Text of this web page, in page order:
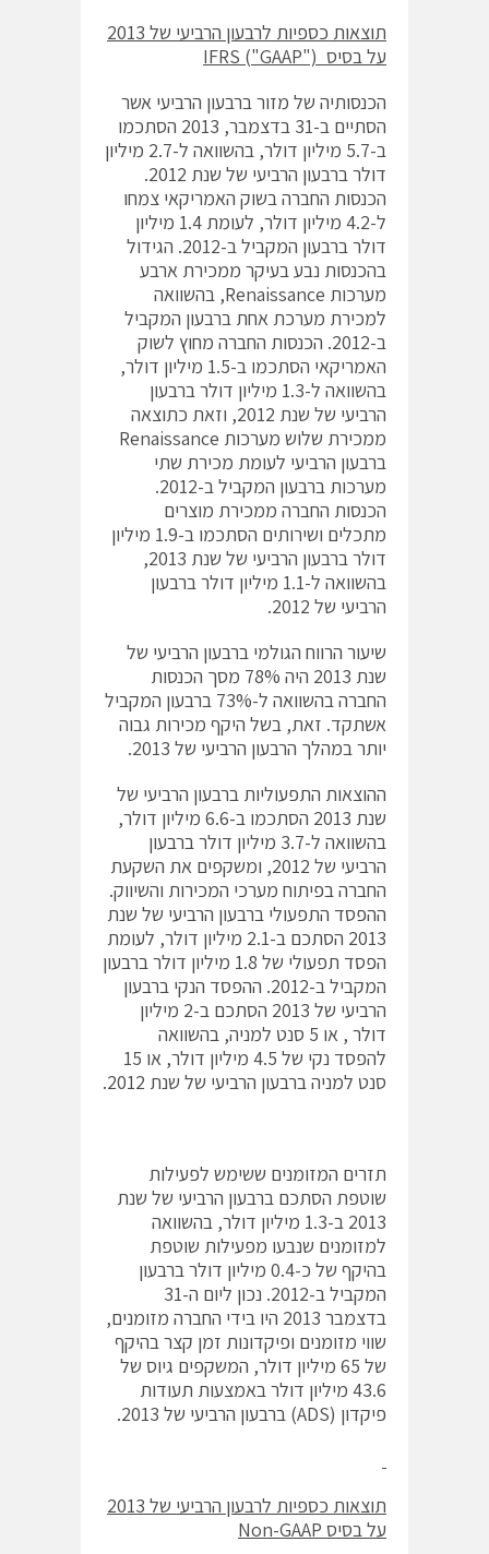
תוצאות כספיות לרבעון הרביעי של 2013
על בסיס
("GAAP")
הכנסותיה של מזור ברבעון הרביעי אשר
הסתיים ב-31 בדצמבר, 2013 הסתכמו
ב-5.7 מיליון דולר, בהשוואה ל-2.7 מיליון
דולר ברבעון הרביעי של שנת 2012.
הכנסות החברה בשוק האמריקאי צמחו
ל-4.2 מיליון דולר, לעומת 1.4 מיליון
דולר ברבעון המקביל ב-2012. הגידול
בהכנסות נבע בעיקר ממכירת ארבע
מערכות Renaissance, בהשוואה
למכירת מערכת אחת ברבעון המקביל
ב-2012. הכנסות החברה מחוץ לשוק
האמריקאי הסתכמו ב-1.5 מיליון דולר,
בהשוואה ל-1.3 מיליון דולר ברבעון
הרביעי של שנת 2012, וזאת כתוצאה
ממכירת שלוש מערכות Renaissance
ברבעון הרביעי לעומת מכירת שתי
מערכות ברבעון המקביל ב-2012.
הכנסות החברה ממכירת מוצרים
מתכלים ושירותים הסתכמו ב-1.9 מיליון
דולר ברבעון הרביעי של שנת 2013,
בהשוואה ל-1.1 מיליון דולר ברבעון
הרביעי של 2012.
שיעור הרווח הגולמי ברבעון הרביעי של
שנת 2013 היה 78% מסך הכנסות
החברה בהשוואה ל-73% ברבעון המקביל
אשתקד. זאת, בשל היקף מכירות גבוה
יותר במהלך הרבעון הרביעי של 2013.
ההוצאות התפעוליות ברבעון הרביעי של
שנת 2013 הסתכמו ב-6.6 מיליון דולר,
בהשוואה ל-3.7 מיליון דולר ברבעון
הרביעי של 2012, ומשקפים את השקעת
החברה בפיתוח מערכי המכירות והשיווק.
ההפסד התפעולי ברבעון הרביעי של שנת
2013 הסתכם ב-2.1 מיליון דולר, לעומת
הפסד תפעולי של 1.8 מיליון דולר ברבעון
המקביל ב-2012. ההפסד הנקי ברבעון
הרביעי של 2013 הסתכם ב-2 מיליון
דולר , או 5 סנט למניה, בהשוואה
להפסד נקי של 4.5 מיליון דולר, או 15
סנט למניה ברבעון הרביעי של שנת 2012.
תזרים המזומנים ששימש לפעילות
שוטפת הסתכם ברבעון הרביעי של שנת
2013 ב-1.3 מיליון דולר, בהשוואה
למזומנים שנבעו מפעילות שוטפת
בהיקף של כ-0.4 מיליון דולר ברבעון
המקביל ב-2012. נכון ליום ה-31
בדצמבר 2013 היו בידי החברה מזומנים,
שווי מזומנים ופיקדונות זמן קצר בהיקף
של 65 מיליון דולר, המשקפים גיוס של
43.6 מיליון דולר באמצעות תעודות
פיקדון (ADS) ברבעון הרביעי של 2013.
תוצאות כספיות לרבעון הרביעי של 2013
על בסיס Non-GAAP